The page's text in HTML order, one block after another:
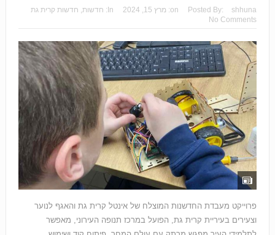
Posted By: shhuna
on: מרץ 15, 2024 In: חדשות, חדשות קרית גת
No Comments
פרוייקט מעבדת החדשנות המוצלח של אינטל קרית גת והאגף לנוער
וצעירים בעיריית קרית גת, הפועל במרכז תנופה העירוני, מאפשר